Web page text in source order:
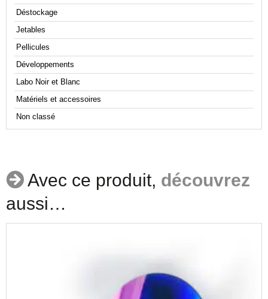
Déstockage
Jetables
Pellicules
Développements
Labo Noir et Blanc
Matériels et accessoires
Non classé
Avec ce produit, découvrez
aussi…